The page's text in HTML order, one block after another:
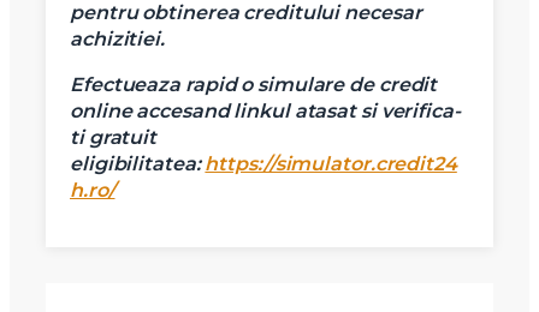
pentru obtinerea creditului necesar
achizitiei.
Efectueaza rapid o simulare de credit
online accesand linkul atasat si verifica-
ti gratuit
eligibilitatea:https://simulator.credit24
h.ro/
Am citit si sunt de acord cutermenii si conditiile
SudRezidential.ro
Sunt de acord cuprelucrarea datelor cu caracter personal